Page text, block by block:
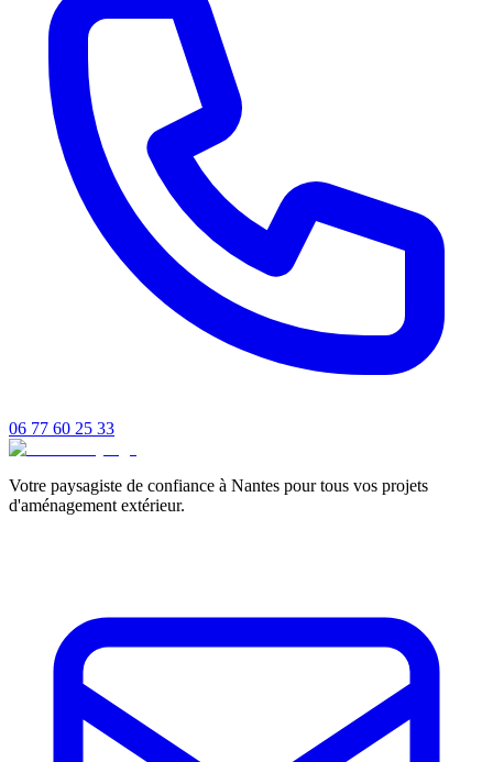
06 77 60 25 33
Votre paysagiste de confiance à Nantes pour tous vos projets
d'aménagement extérieur.